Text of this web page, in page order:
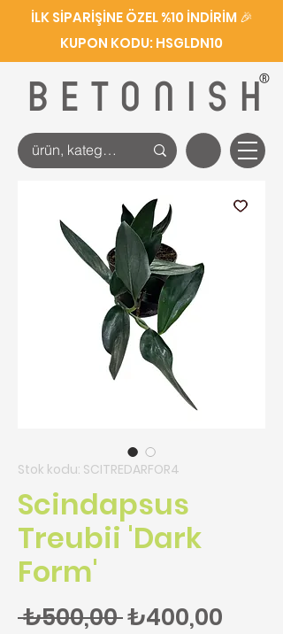
BETONISH
®
İLK SİPARİŞİNE ÖZEL %10 İNDİRİM 🎉
KUPON KODU: HSGLDN10
Stok kodu: SCITREDARFOR4
Scindapsus
Treubii 'Dark
Form'
₺500,00 Normal Fiyat
₺400,00